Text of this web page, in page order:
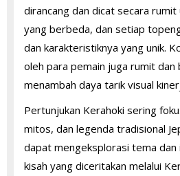
dirancang dan dicat secara
yang berbeda, dan setiap
dan karakteristiknya yang unik.
oleh para pemain juga rumit dan
menambah daya tarik visual
Pertunjukan Kerahoki sering
mitos, dan legenda tradisional
dapat mengeksplorasi tema
kisah yang diceritakan melalui